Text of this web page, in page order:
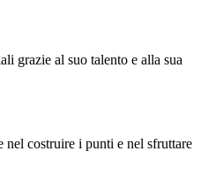
grazie al suo talento e alla sua
costruire i punti e nel sfruttare